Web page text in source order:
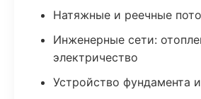
Натяжные и реечные
Инженерные сети:
электричество
Устройство фундамента